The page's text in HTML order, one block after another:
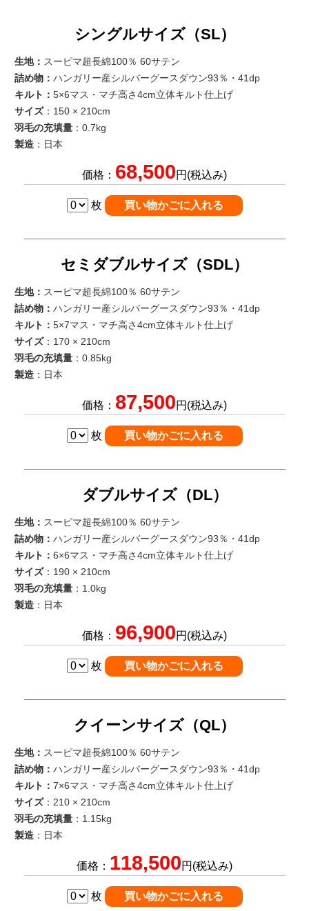
シングルサイズ（SL）
生地： スーピマ超長綿100％ 60サテン
詰め物：ハンガリー産シルバーグースダウン93％・41dp
キルト：5×6マス・マチ高さ4cm立体キルト仕上げ
サイズ：150 × 210cm
羽毛の充填量 ：0.7kg
製造 ：日本
価格： 68,500円(税込み)
枚
セミダブルサイズ（SDL）
生地： スーピマ超長綿100％ 60サテン
詰め物：ハンガリー産シルバーグースダウン93％・41dp
キルト：5×7マス・マチ高さ4cm立体キルト仕上げ
サイズ：170 × 210cm
羽毛の充填量 ：0.85kg
製造 ：日本
価格： 87,500円(税込み)
枚
ダブルサイズ（DL）
生地： スーピマ超長綿100％ 60サテン
詰め物：ハンガリー産シルバーグースダウン93％・41dp
キルト：6×6マス・マチ高さ4cm立体キルト仕上げ
サイズ：190 × 210cm
羽毛の充填量 ：1.0kg
製造 ：日本
価格： 96,900円(税込み)
枚
クイーンサイズ（QL）
生地： スーピマ超長綿100％ 60サテン
詰め物：ハンガリー産シルバーグースダウン93％・41dp
キルト：7×6マス・マチ高さ4cm立体キルト仕上げ
サイズ：210 × 210cm
羽毛の充填量 ：1.15kg
製造 ：日本
価格： 118,500円(税込み)
枚